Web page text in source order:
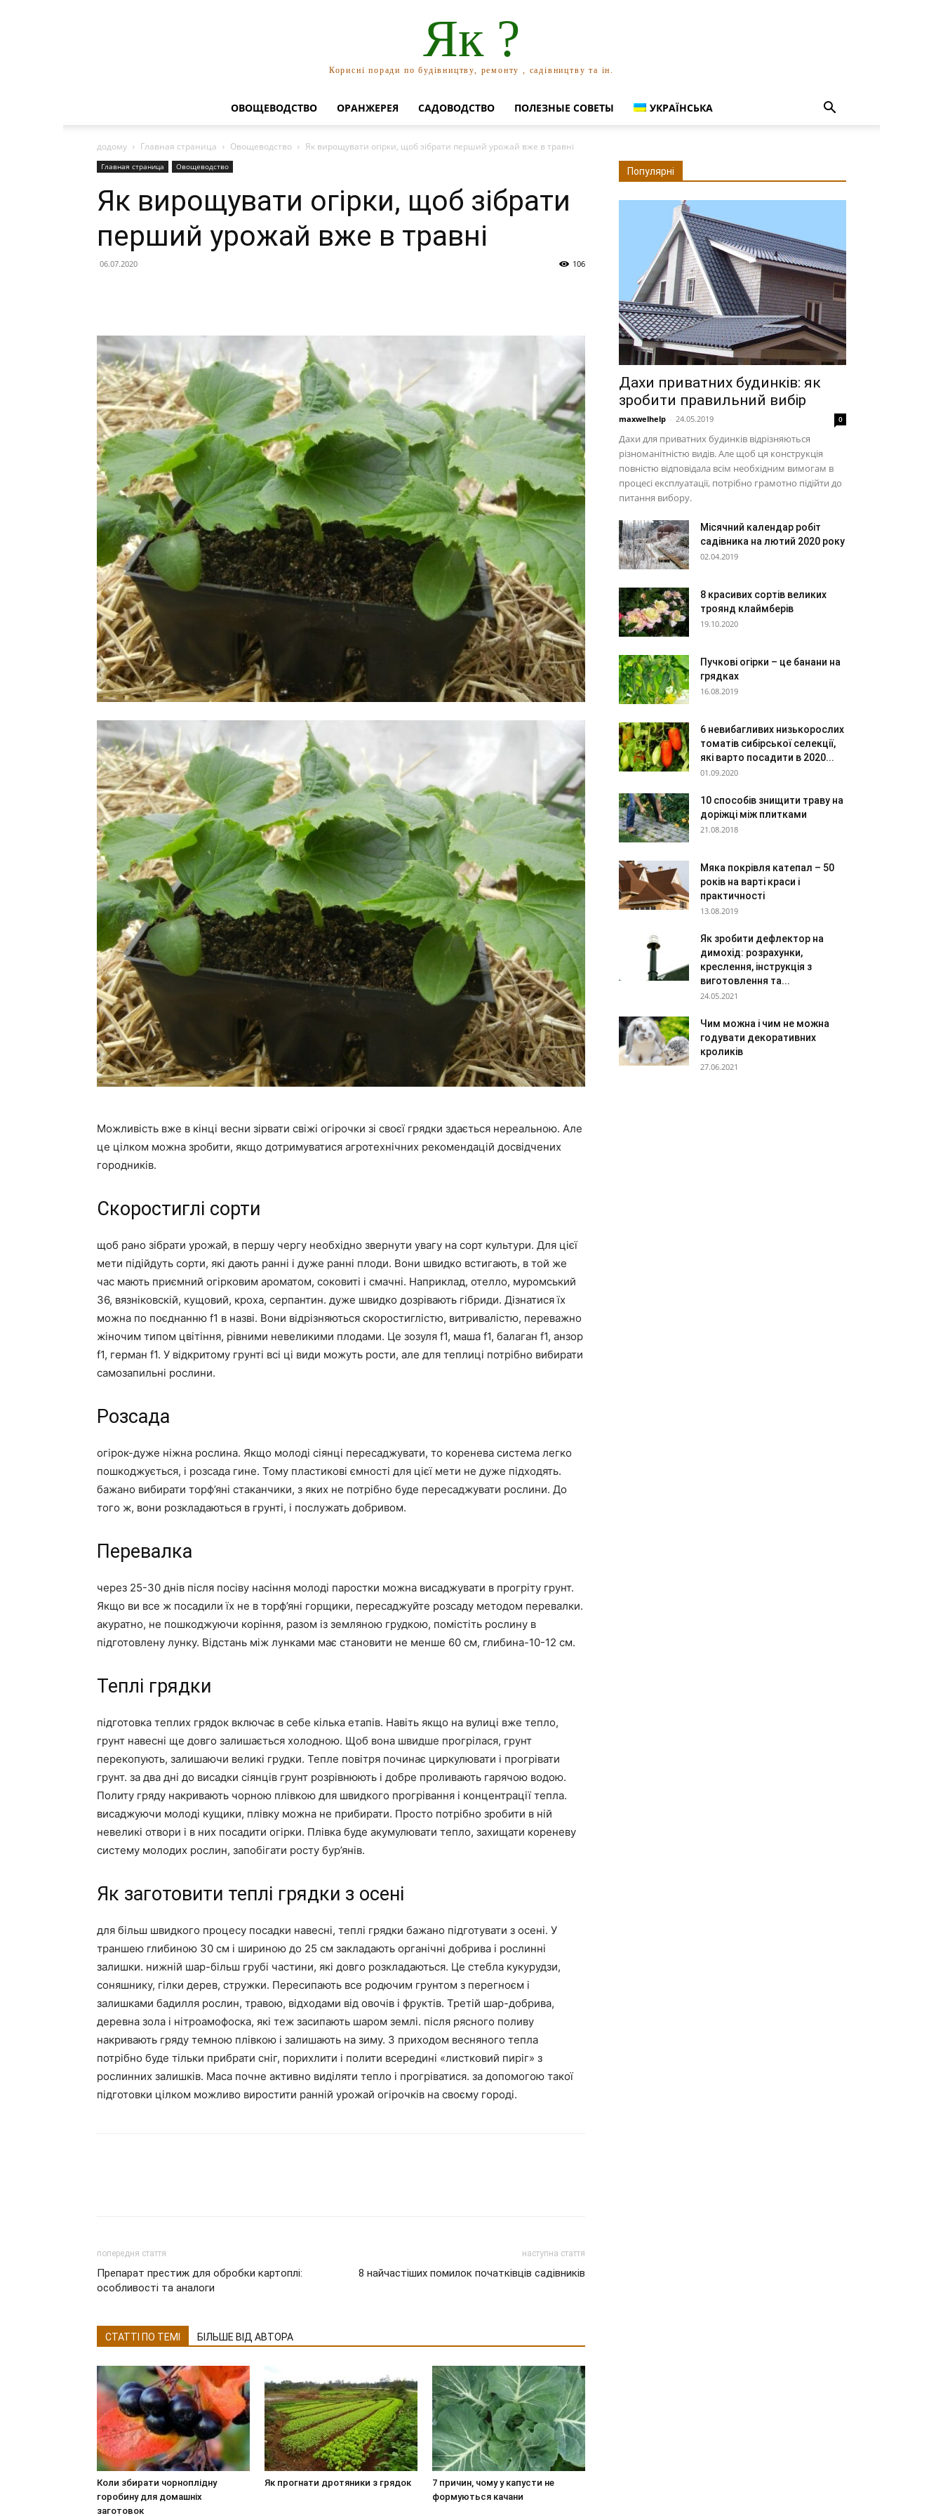
Як ?
Корисні поради по будівництву, ремонту , садівництву та ін.
ОВОЩЕВОДСТВО ОРАНЖЕРЕЯ САДОВОДСТВО ПОЛЕЗНЫЕ СОВЕТЫ УКРАЇНСЬКА
додому Главная страница Овощеводство Як вирощувати огірки, щоб зібрати перший урожай вже в травні
Главная страница Овощеводство
Як вирощувати огірки, щоб зібрати
перший урожай вже в травні
06.07.2020 106
Можливість вже в кінці весни зірвати свіжі огірочки зі своєї грядки здається нереальною. Але
це цілком можна зробити, якщо дотримуватися агротехнічних рекомендацій досвідчених
городників.
Скоростиглі сорти
щоб рано зібрати урожай, в першу чергу необхідно звернути увагу на сорт культури. Для цієї
мети підійдуть сорти, які дають ранні і дуже ранні плоди. Вони швидко встигають, в той же
час мають приємний огірковим ароматом, соковиті і смачні. Наприклад, отелло, муромський
36, вязніковскій, кущовий, кроха, серпантин. дуже швидко дозрівають гібриди. Дізнатися їх
можна по поєднанню f1 в назві. Вони відрізняються скоростиглістю, витривалістю, переважно
жіночим типом цвітіння, рівними невеликими плодами. Це зозуля f1, маша f1, балаган f1, анзор
f1, герман f1. У відкритому грунті всі ці види можуть рости, але для теплиці потрібно вибирати
самозапильні рослини.
Розсада
огірок-дуже ніжна рослина. Якщо молоді сіянці пересаджувати, то коренева система легко
пошкоджується, і розсада гине. Тому пластикові ємності для цієї мети не дуже підходять.
бажано вибирати торф’яні стаканчики, з яких не потрібно буде пересаджувати рослини. До
того ж, вони розкладаються в грунті, і послужать добривом.
Перевалка
через 25-30 днів після посіву насіння молоді паростки можна висаджувати в прогріту грунт.
Якщо ви все ж посадили їх не в торф’яні горщики, пересаджуйте розсаду методом перевалки.
акуратно, не пошкоджуючи коріння, разом із земляною грудкою, помістіть рослину в
підготовлену лунку. Відстань між лунками має становити не менше 60 см, глибина-10-12 см.
Теплі грядки
підготовка теплих грядок включає в себе кілька етапів. Навіть якщо на вулиці вже тепло,
грунт навесні ще довго залишається холодною. Щоб вона швидше прогрілася, грунт
перекопують, залишаючи великі грудки. Тепле повітря починає циркулювати і прогрівати
грунт. за два дні до висадки сіянців грунт розрівнюють і добре проливають гарячою водою.
Политу гряду накривають чорною плівкою для швидкого прогрівання і концентрації тепла.
висаджуючи молоді кущики, плівку можна не прибирати. Просто потрібно зробити в ній
невеликі отвори і в них посадити огірки. Плівка буде акумулювати тепло, захищати кореневу
систему молодих рослин, запобігати росту бур’янів.
Як заготовити теплі грядки з осені
для більш швидкого процесу посадки навесні, теплі грядки бажано підготувати з осені. У
траншею глибиною 30 см і шириною до 25 см закладають органічні добрива і рослинні
залишки. нижній шар-більш грубі частини, які довго розкладаються. Це стебла кукурудзи,
соняшнику, гілки дерев, стружки. Пересипають все родючим грунтом з перегноєм і
залишками бадилля рослин, травою, відходами від овочів і фруктів. Третій шар-добрива,
деревна зола і нітроамофоска, які теж засипають шаром землі. після рясного поливу
накривають гряду темною плівкою і залишають на зиму. З приходом весняного тепла
потрібно буде тільки прибрати сніг, порихлити і полити всередині «листковий пиріг» з
рослинних залишків. Маса почне активно виділяти тепло і прогріватися. за допомогою такої
підготовки цілком можливо виростити ранній урожай огірочків на своєму городі.
попередня стаття
Препарат престиж для обробки картоплі:
особливості та аналоги
наступна стаття
8 найчастіших помилок початківців садівників
СТАТТІ ПО ТЕМІ БІЛЬШЕ ВІД АВТОРА
Коли збирати чорноплідну
горобину для домашніх
заготовок
Як прогнати дротяники з грядок
7 причин, чому у капусти не
формуються качани
Популярні
Дахи приватних будинків: як
зробити правильний вибір
maxwelhelp - 24.05.2019 0
Дахи для приватних будинків відрізняються
різноманітністю видів. Але щоб ця конструкція
повністю відповідала всім необхідним вимогам в
процесі експлуатації, потрібно грамотно підійти до
питання вибору.
Місячний календар робіт
садівника на лютий 2020 року
02.04.2019
8 красивих сортів великих
троянд клаймберів
19.10.2020
Пучкові огірки – це банани на
грядках
16.08.2019
6 невибагливих низькорослих
томатів сибірської селекції,
які варто посадити в 2020...
01.09.2020
10 способів знищити траву на
доріжці між плитками
21.08.2018
Мяка покрівля катепал – 50
років на варті краси і
практичності
13.08.2019
Як зробити дефлектор на
димохід: розрахунки,
креслення, інструкція з
виготовлення та...
24.05.2021
Чим можна і чим не можна
годувати декоративних
кроликів
27.06.2021